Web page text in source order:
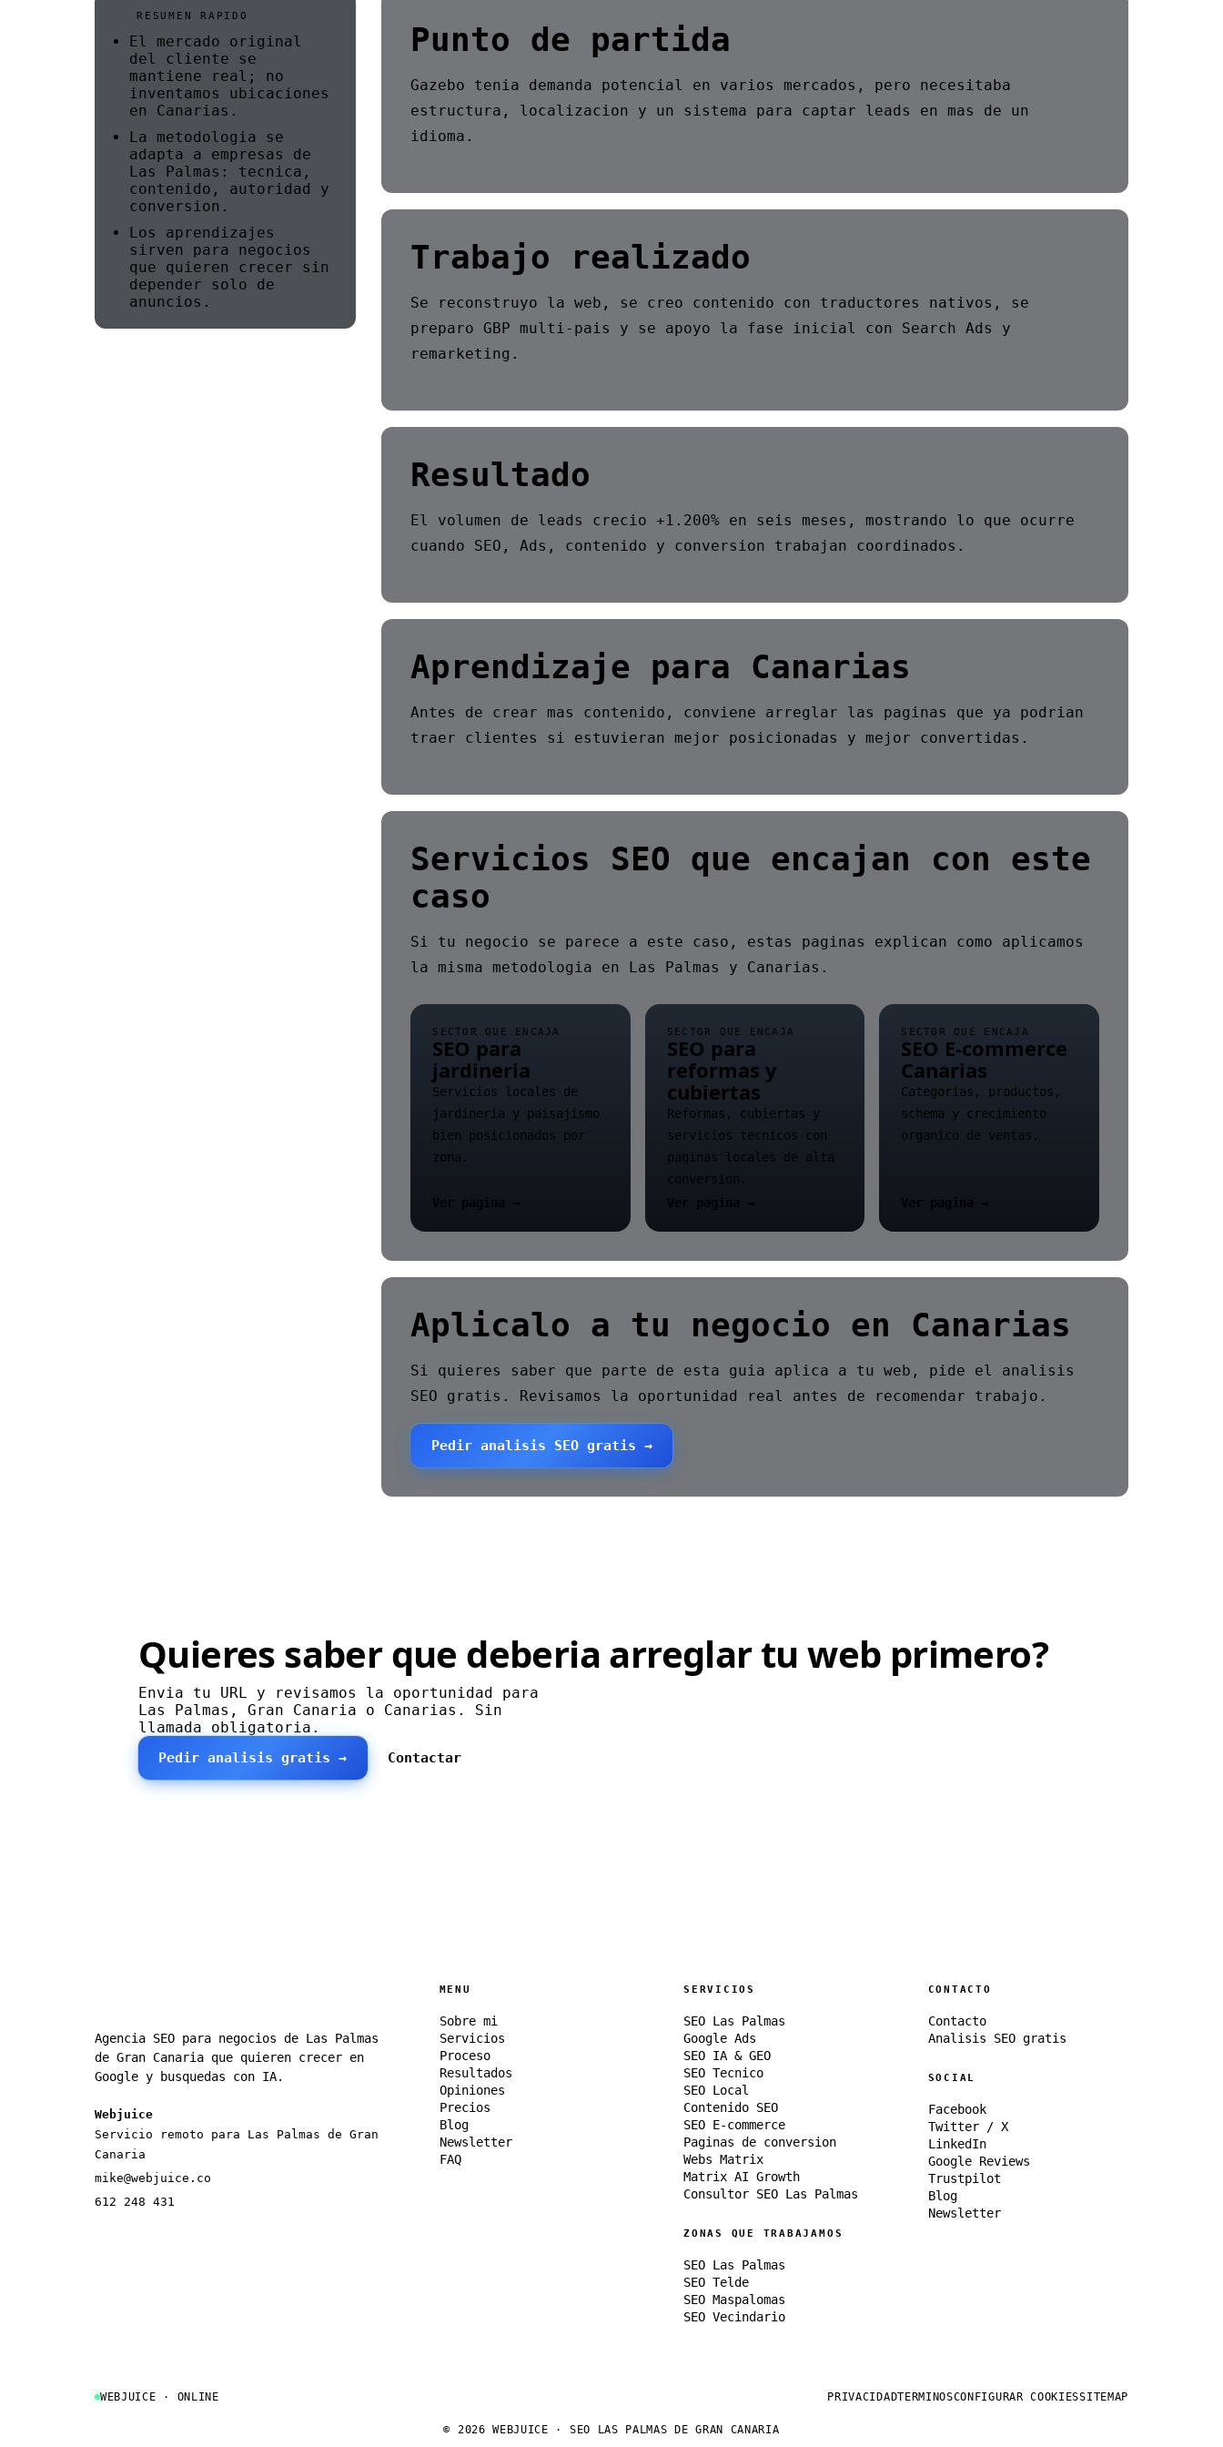
RESUMEN RAPIDO
El mercado original
del cliente se
mantiene real; no
inventamos ubicaciones
en Canarias.
La metodologia se
adapta a empresas de
Las Palmas: tecnica,
contenido, autoridad y
conversion.
Los aprendizajes
sirven para negocios
que quieren crecer sin
depender solo de
anuncios.
Punto de partida
Gazebo tenia demanda potencial en varios mercados, pero necesitaba
estructura, localizacion y un sistema para captar leads en mas de un
idioma.
Trabajo realizado
Se reconstruyo la web, se creo contenido con traductores nativos, se
preparo GBP multi-pais y se apoyo la fase inicial con Search Ads y
remarketing.
Resultado
El volumen de leads crecio +1.200% en seis meses, mostrando lo que ocurre
cuando SEO, Ads, contenido y conversion trabajan coordinados.
Aprendizaje para Canarias
Antes de crear mas contenido, conviene arreglar las paginas que ya podrian
traer clientes si estuvieran mejor posicionadas y mejor convertidas.
Servicios SEO que encajan con este
caso
Si tu negocio se parece a este caso, estas paginas explican como aplicamos
la misma metodologia en Las Palmas y Canarias.
SECTOR QUE ENCAJA
SEO para
jardineria
Servicios locales de
jardineria y paisajismo
bien posicionados por
zona.
Ver pagina →
SECTOR QUE ENCAJA
SEO para
reformas y
cubiertas
Reformas, cubiertas y
servicios tecnicos con
paginas locales de alta
conversion.
Ver pagina →
SECTOR QUE ENCAJA
SEO E-commerce
Canarias
Categorias, productos,
schema y crecimiento
organico de ventas.
Ver pagina →
Aplicalo a tu negocio en Canarias
Si quieres saber que parte de esta guia aplica a tu web, pide el analisis
SEO gratis. Revisamos la oportunidad real antes de recomendar trabajo.
Pedir analisis SEO gratis →
Quieres saber que deberia arreglar tu web primero?
Envia tu URL y revisamos la oportunidad para
Las Palmas, Gran Canaria o Canarias. Sin
llamada obligatoria.
Pedir analisis gratis → Contactar
Agencia SEO para negocios de Las Palmas
de Gran Canaria que quieren crecer en
Google y busquedas con IA.
Webjuice
Servicio remoto para Las Palmas de Gran
Canaria
mike@webjuice.co
612 248 431
MENU
Sobre mi
Servicios
Proceso
Resultados
Opiniones
Precios
Blog
Newsletter
FAQ
SERVICIOS
SEO Las Palmas
Google Ads
SEO IA & GEO
SEO Tecnico
SEO Local
Contenido SEO
SEO E-commerce
Paginas de conversion
Webs Matrix
Matrix AI Growth
Consultor SEO Las Palmas
ZONAS QUE TRABAJAMOS
SEO Las Palmas
SEO Telde
SEO Maspalomas
SEO Vecindario
CONTACTO
Contacto
Analisis SEO gratis
SOCIAL
Facebook
Twitter / X
LinkedIn
Google Reviews
Trustpilot
Blog
Newsletter
WEBJUICE · ONLINE
© 2026 WEBJUICE · SEO LAS PALMAS DE GRAN CANARIA
PRIVACIDADTERMINOSCONFIGURAR COOKIESSITEMAP